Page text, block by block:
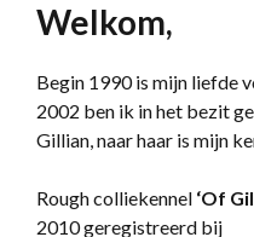
Welkom,
Begin 1990 is mijn liefde
2002 ben ik in het bezit
Gillian, naar haar is mijn
Rough colliekennel ‘Of
2010 geregistreerd bij